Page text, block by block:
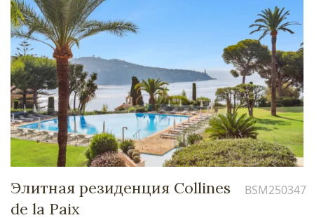
Элитная резиденция Collines
de la Paix
BSM250347